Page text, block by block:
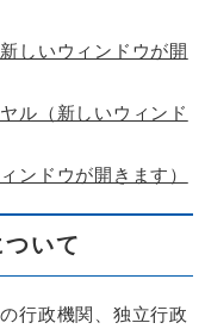
しいウィンドウが開
ル（新しいウィンド
ンドウが開きます）
いて
行政機関、独立行政